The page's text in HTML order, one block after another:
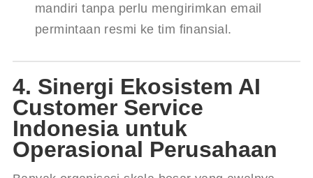
mandiri tanpa perlu mengirimkan email
permintaan resmi ke tim finansial.
4. Sinergi Ekosistem AI
Customer Service
Indonesia untuk
Operasional Perusahaan